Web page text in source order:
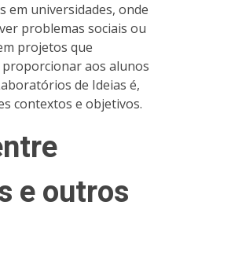
em universidades, onde
problemas sociais ou
projetos que
proporcionar aos alunos
de Ideias é,
contextos e objetivos.
e outros